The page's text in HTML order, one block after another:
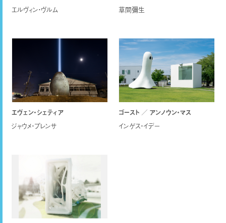
エルヴィン・ヴルム
草間彌生
エヴェン・シェティア
ジャウメ・プレンサ
ゴースト ／ アンノウン・マス
インゲス・イデー